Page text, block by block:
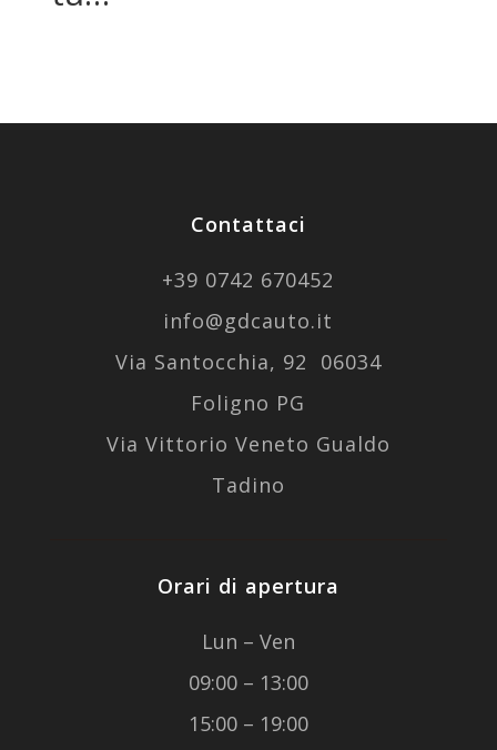
Contattaci
+39 0742 670452
info@gdcauto.it
Via Santocchia, 92 06034
Foligno PG
Via Vittorio Veneto Gualdo
Tadino
Orari di apertura
Lun – Ven
09:00 – 13:00
15:00 – 19:00